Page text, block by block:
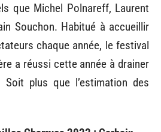
que Michel Polnareff, Laurent
Souchon. Habitué à accueillir
chaque année, le festival
a réussi cette année à drainer
Soit plus que l’estimation des